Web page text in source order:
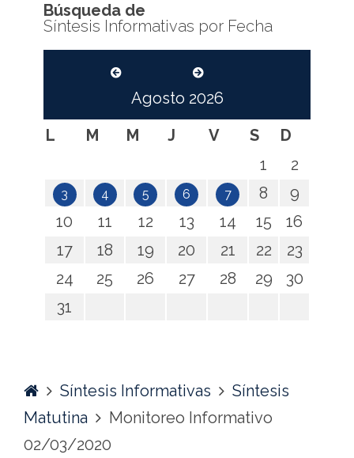
Búsqueda de
Síntesis Informativas por Fecha
Agosto 2026
L
M M J V S
D
1
2
3 4 5 6 7 8
9
10
11 12 13 14 15
16
17
18 19 20 21 22
23
24
25 26 27 28 29
30
31
HomeSíntesis Informativas
Síntesis
Matutina
Monitoreo Informativo
02/03/2020